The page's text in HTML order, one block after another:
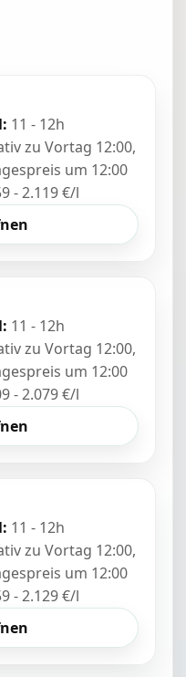
11 - 12h
zu Vortag 12:00,
um 12:00
- 2.119 €/l
11 - 12h
zu Vortag 12:00,
um 12:00
- 2.079 €/l
11 - 12h
zu Vortag 12:00,
um 12:00
- 2.129 €/l